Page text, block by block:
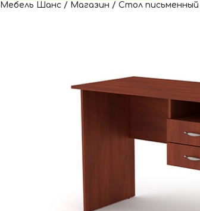
Мебель Шанс / Магазин / Стол